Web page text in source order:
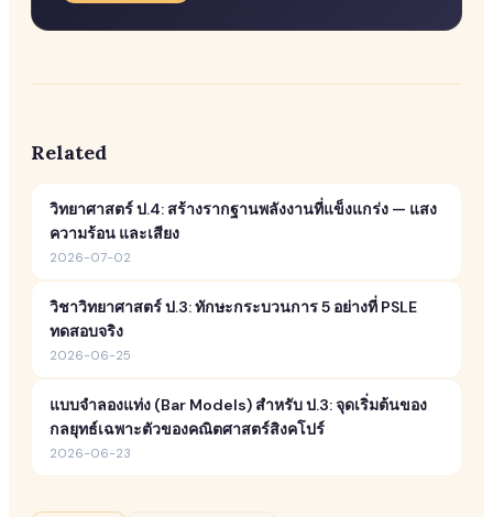
Related
วิทยาศาสตร์ ป.4: สร้างรากฐานพลังงานที่แข็งแกร่ง — แสง
ความร้อน และเสียง
2026-07-02
วิชาวิทยาศาสตร์ ป.3: ทักษะกระบวนการ 5 อย่างที่ PSLE
ทดสอบจริง
2026-06-25
แบบจำลองแท่ง (Bar Models) สำหรับ ป.3: จุดเริ่มต้นของ
กลยุทธ์เฉพาะตัวของคณิตศาสตร์สิงคโปร์
2026-06-23